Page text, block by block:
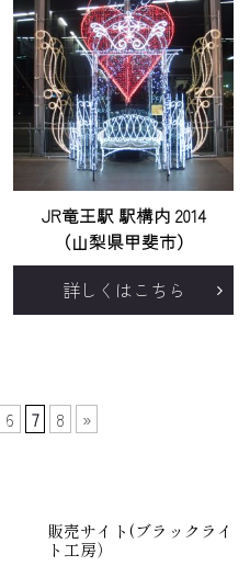
販売サイト(ブラックライ
ト工房）
JR竜王駅 駅構内 2014
（山梨県甲斐市）
詳しくはこちら
6 7 8 »